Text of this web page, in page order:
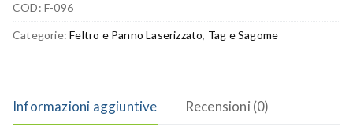
COD: F-096
Categorie:Feltro e Panno Laserizzato, Tag e Sagome
Informazioni aggiuntive Recensioni (0)